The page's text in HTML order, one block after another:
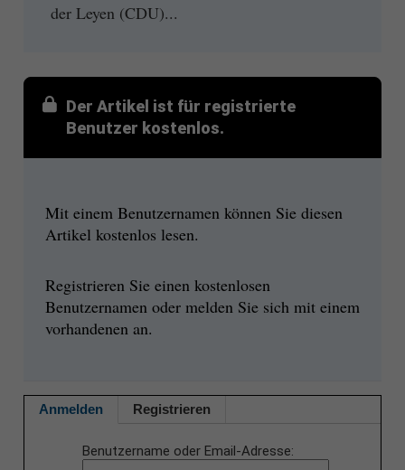
der Leyen (CDU)...
Der Artikel ist für registrierte
Benutzer kostenlos.
Mit einem Benutzernamen können Sie diesen
Artikel kostenlos lesen.
Registrieren Sie einen kostenlosen
Benutzernamen oder melden Sie sich mit einem
vorhandenen an.
Anmelden Registrieren
Benutzername oder Email-Adresse